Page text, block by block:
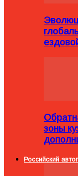
зоны
Российский